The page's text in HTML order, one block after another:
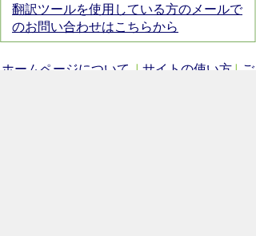
翻訳ツールを使用している方のメールで
のお問い合わせはこちらから
ホームページについて サイトの使い方
ご